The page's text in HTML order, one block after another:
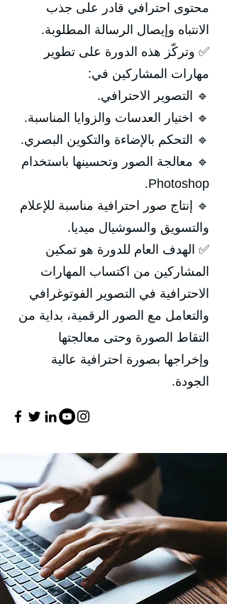
محتوى احترافي قادر على جذب
الانتباه وإيصال الرسالة المطلوبة.
✅ وتركّز هذه الدورة على تطوير
مهارات المشاركين في:
🔹 التصوير الاحترافي.
🔹 اختيار العدسات والزوايا المناسبة.
🔹 التحكم بالإضاءة والتكوين البصري.
🔹 معالجة الصور وتحسينها باستخدام
Photoshop.
🔹 إنتاج صور احترافية مناسبة للإعلام
والتسويق والسوشيال ميديا.
✅ الهدف العام للدورة هو تمكين
المشاركين من اكتساب المهارات
الاحترافية في التصوير الفوتوغرافي
والتعامل مع الصور الرقمية، بداية من
التقاط الصورة وحتى معالجتها
وإخراجها بصورة احترافية عالية
الجودة.